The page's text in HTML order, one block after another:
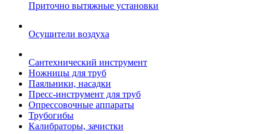
Приточно вытяжные установки
Осушители воздуха
Сантехнический инструмент
Ножницы для труб
Паяльники, насадки
Пресс-инструмент для труб
Опрессовочные аппараты
Трубогибы
Калибраторы, зачистки